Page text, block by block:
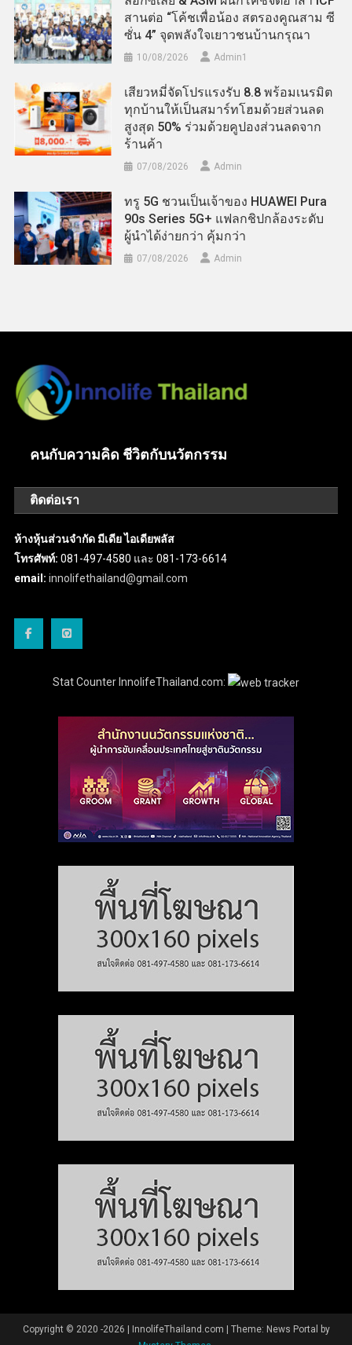
สานต่อ “โค้ชเพื่อน้อง สตรองคูณสาม ซี
ซั่น 4” จุดพลังใจเยาวชนบ้านกรุณา
10/08/2026 Admin​1
เสียวหมี่จัดโปรแรงรับ 8.8 พร้อมเนรมิต
ทุกบ้านให้เป็นสมาร์ทโฮมด้วยส่วนลด
สูงสุด 50% ร่วมด้วยคูปองส่วนลดจาก
ร้านค้า
07/08/2026 Admin
ทรู 5G ชวนเป็นเจ้าของ HUAWEI Pura
90s Series 5G+ แฟลกชิปกล้องระดับ
ผู้นำได้ง่ายกว่า คุ้มกว่า
07/08/2026 Admin
คนกับความคิด ชีวิตกับนวัตกรรม
ติดต่อเรา
ห้างหุ้นส่วนจำกัด มีเดีย ไอเดียพลัส
โทรศัพท์: 081-497-4580 และ 081-173-6614
email: innolifethailand@gmail.com
Stat Counter InnolifeThailand.com:
Copyright © 2020 -2026 | InnolifeThailand.com
Theme: News Portal by